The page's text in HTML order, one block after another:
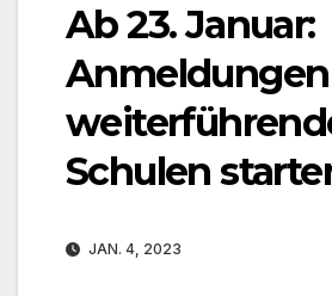
Ab 23. Januar:
Schulen
JAN. 4, 2023